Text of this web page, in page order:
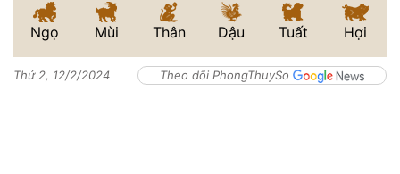
Ngọ Mùi Thân Dậu Tuất Hợi
Thứ 2, 12/2/2024 Theo dõi PhongThuySo